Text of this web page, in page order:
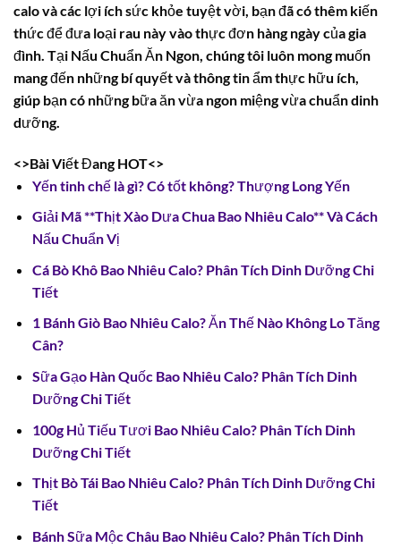
calovà các lợi ích sức khỏe tuyệt vời, bạn đã có thêm kiến
thức để đưa loại rau này vào thực đơn hàng ngày của gia
đình. Tại Nấu Chuẩn Ăn Ngon, chúng tôi luôn mong muốn
mang đến những bí quyết và thông tin ẩm thực hữu ích,
giúp bạn có những bữa ăn vừa ngon miệng vừa chuẩn dinh
dưỡng.
<>Bài Viết Đang HOT<>
Yến tinh chế là gì? Có tốt không? Thượng Long Yến
Giải Mã **Thịt Xào Dưa Chua Bao Nhiêu Calo** Và Cách
Nấu Chuẩn Vị
Cá Bò Khô Bao Nhiêu Calo? Phân Tích Dinh Dưỡng Chi
Tiết
1 Bánh Giò Bao Nhiêu Calo? Ăn Thế Nào Không Lo Tăng
Cân?
Sữa Gạo Hàn Quốc Bao Nhiêu Calo? Phân Tích Dinh
Dưỡng Chi Tiết
100g Hủ Tiếu Tươi Bao Nhiêu Calo? Phân Tích Dinh
Dưỡng Chi Tiết
Thịt Bò Tái Bao Nhiêu Calo? Phân Tích Dinh Dưỡng Chi
Tiết
Bánh Sữa Mộc Châu Bao Nhiêu Calo? Phân Tích Dinh